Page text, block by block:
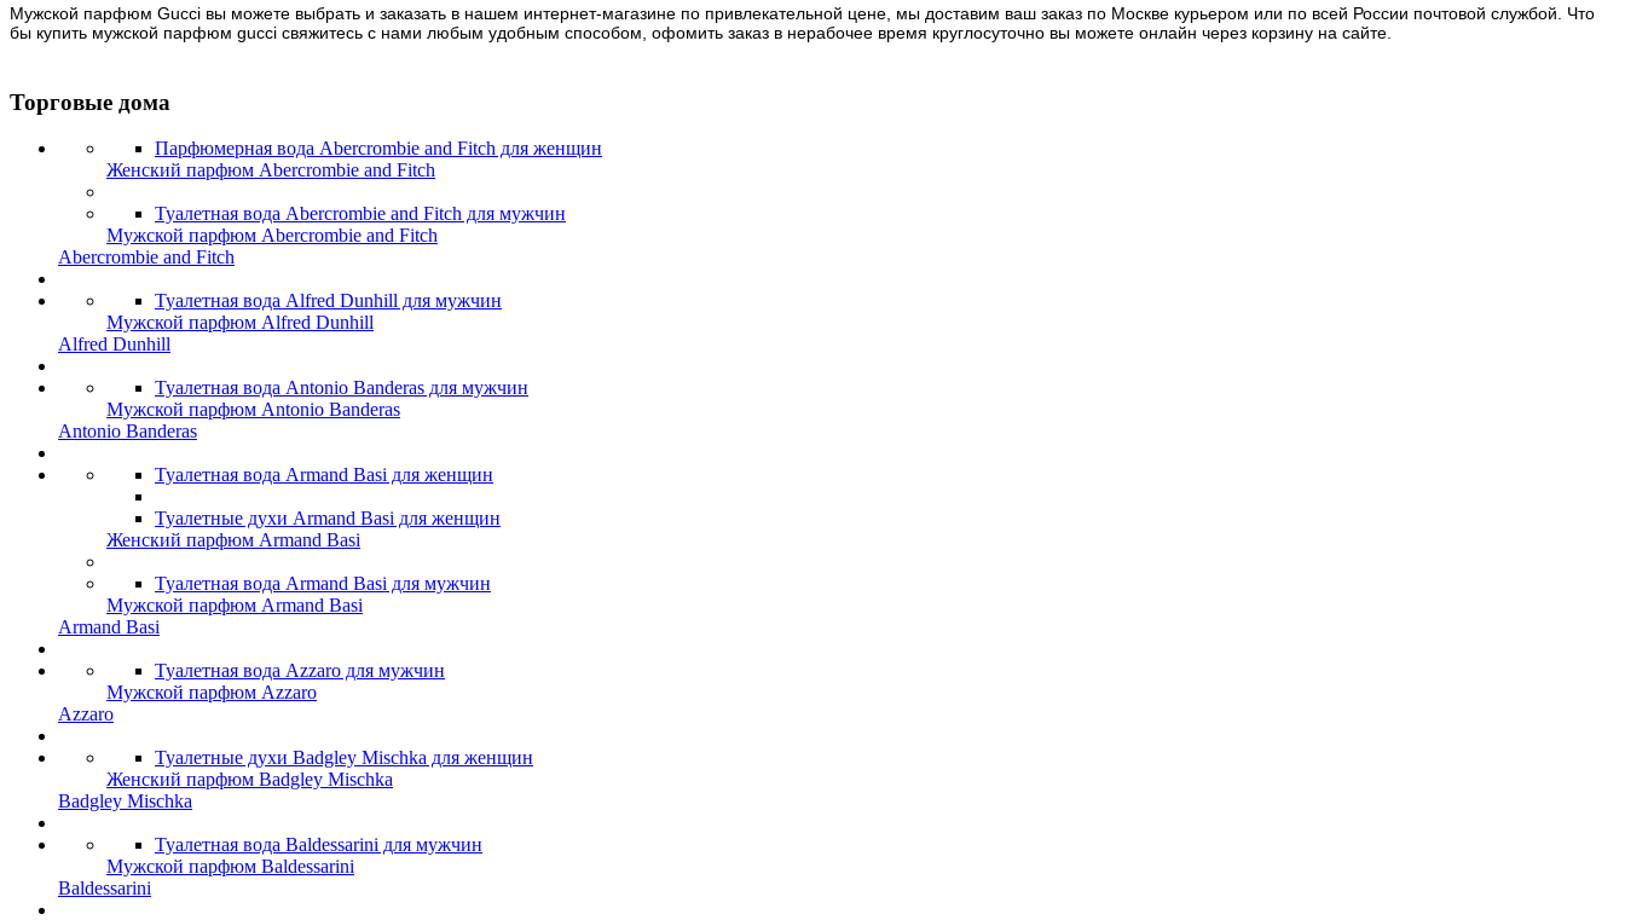
Мужской парфюм Gucci вы можете выбрать и заказать в нашем интернет-магазине по привлекательной цене, мы доставим ваш заказ по Москве курьером или по всей России почтовой службой. Что
бы купить мужской парфюм gucci свяжитесь с нами любым удобным способом, офомить заказ в нерабочее время круглосуточно вы можете онлайн через корзину на сайте.
Торговые дома
Парфюмерная вода Abercrombie and Fitch для женщин
Женский парфюм Abercrombie and Fitch
Туалетная вода Abercrombie and Fitch для мужчин
Мужской парфюм Abercrombie and Fitch
Abercrombie and Fitch
Туалетная вода Alfred Dunhill для мужчин
Мужской парфюм Alfred Dunhill
Alfred Dunhill
Туалетная вода Antonio Banderas для мужчин
Мужской парфюм Antonio Banderas
Antonio Banderas
Туалетная вода Armand Basi для женщин
Туалетные духи Armand Basi для женщин
Женский парфюм Armand Basi
Туалетная вода Armand Basi для мужчин
Мужской парфюм Armand Basi
Armand Basi
Туалетная вода Azzaro для мужчин
Мужской парфюм Azzaro
Azzaro
Туалетные духи Badgley Mischka для женщин
Женский парфюм Badgley Mischka
Badgley Mischka
Туалетная вода Baldessarini для мужчин
Мужской парфюм Baldessarini
Baldessarini